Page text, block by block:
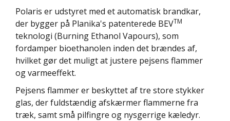
Polaris er udstyret med et automatisk brandkar,
der bygger på Planika's patenterede BEVTM
teknologi (Burning Ethanol Vapours), som
fordamper bioethanolen inden det brændes af,
hvilket gør det muligt at justere pejsens flammer
og varmeeffekt.
Pejsens flammer er beskyttet af tre store stykker
glas, der fuldstændig afskærmer flammerne fra
træk, samt små pilfingre og nysgerrige kæledyr.